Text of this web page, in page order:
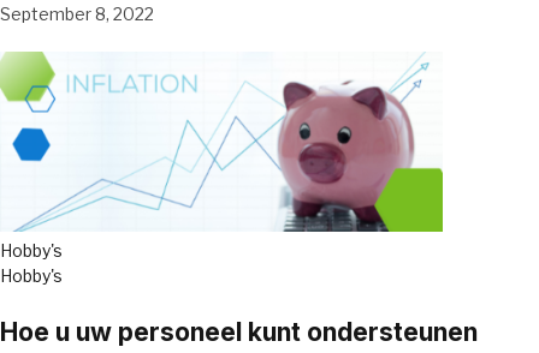
September 8, 2022
Hobby's
Hobby's
Hoe u uw personeel kunt ondersteunen